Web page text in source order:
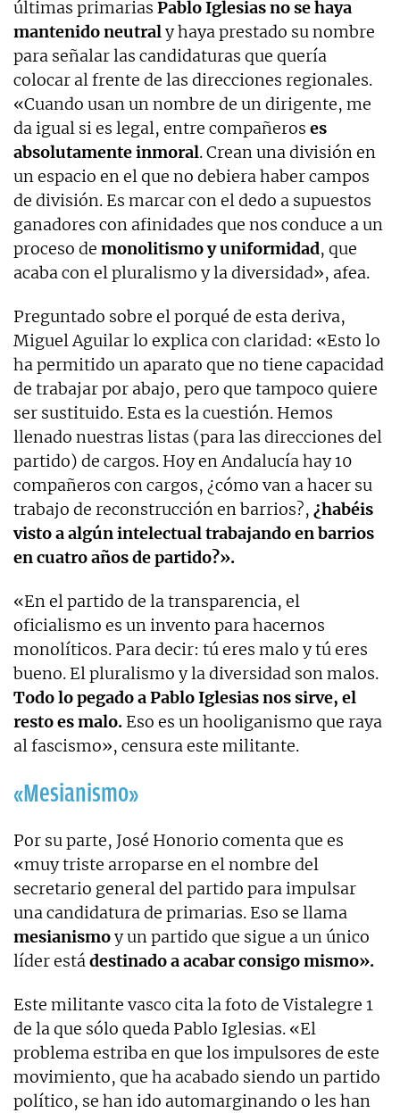
últimas primarias Pablo Iglesias no se haya
mantenido neutraly haya prestado su nombre
para señalar las candidaturas que quería
colocar al frente de las direcciones regionales.
«Cuando usan un nombre de un dirigente, me
da igual si es legal, entre compañeros es
absolutamente inmoral. Crean una división en
un espacio en el que no debiera haber campos
de división. Es marcar con el dedo a supuestos
ganadores con afinidades que nos conduce a un
proceso de monolitismo y uniformidad, que
acaba con el pluralismo y la diversidad», afea.
Preguntado sobre el porqué de esta deriva,
Miguel Aguilar lo explica con claridad: «Esto lo
ha permitido un aparato que no tiene capacidad
de trabajar por abajo, pero que tampoco quiere
ser sustituido. Esta es la cuestión. Hemos
llenado nuestras listas (para las direcciones del
partido) de cargos. Hoy en Andalucía hay 10
compañeros con cargos, ¿cómo van a hacer su
trabajo de reconstrucción en barrios?, ¿habéis
visto a algún intelectual trabajando en barrios
en cuatro años de partido?».
«En el partido de la transparencia, el
oficialismo es un invento para hacernos
monolíticos. Para decir: tú eres malo y tú eres
bueno. El pluralismo y la diversidad son malos.
Todo lo pegado a Pablo Iglesias nos sirve, el
resto es malo. Eso es un hooliganismo que raya
al fascismo», censura este militante.
«Mesianismo»
Por su parte, José Honorio comenta que es
«muy triste arroparse en el nombre del
secretario general del partido para impulsar
una candidatura de primarias. Eso se llama
mesianismoy un partido que sigue a un único
líder estádestinado a acabar consigo mismo».
Este militante vasco cita la foto de Vistalegre 1
de la que sólo queda Pablo Iglesias. «El
problema estriba en que los impulsores de este
movimiento, que ha acabado siendo un partido
político, se han ido automarginando o les han